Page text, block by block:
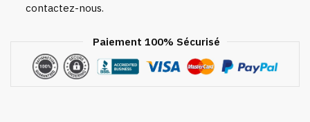
contactez-nous.
Paiement 100% Sécurisé